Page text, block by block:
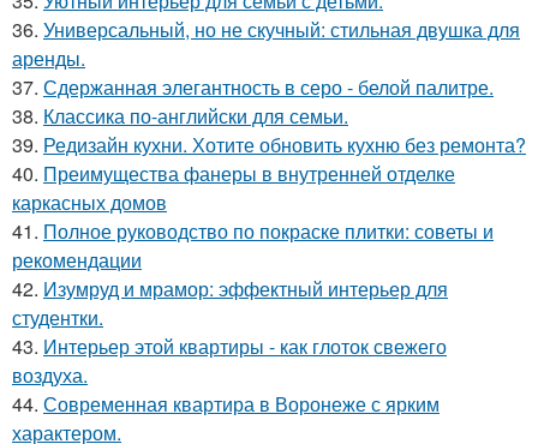
36. Универсальный, но не скучный: стильная двушка для
аренды.
37. Сдержанная элегантность в серо - белой палитре.
38. Классика по-английски для семьи.
39. Редизайн кухни. Хотите обновить кухню без ремонта?
40. Преимущества фанеры в внутренней отделке
каркасных домов
41. Полное руководство по покраске плитки: советы и
рекомендации
42. Изумруд и мрамор: эффектный интерьер для
студентки.
43. Интерьер этой квартиры - как глоток свежего
воздуха.
44. Современная квартира в Воронеже с ярким
характером.